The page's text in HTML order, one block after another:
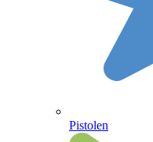
Pistolen